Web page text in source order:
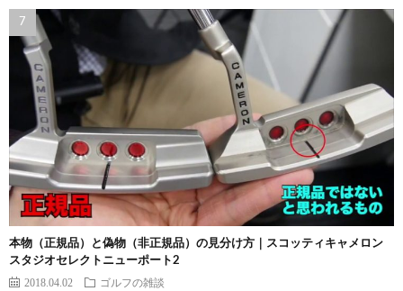
本物（正規品）と偽物（非正規品）の見分け方｜スコッティキャメロン
スタジオセレクトニューポート2
2018.04.02 ゴルフの雑談